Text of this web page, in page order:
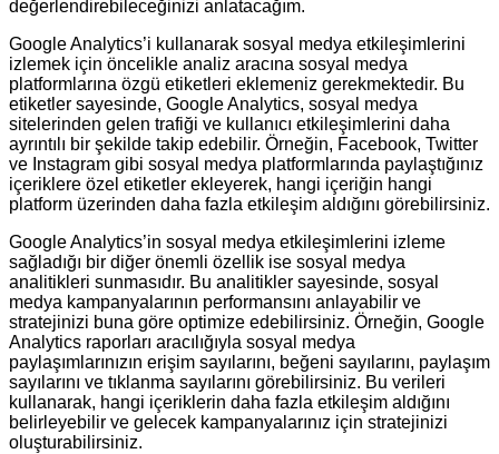
değerlendirebileceğinizi anlatacağım.
Google Analytics’i kullanarak sosyal medya etkileşimlerini
izlemek için öncelikle analiz aracına sosyal medya
platformlarına özgü etiketleri eklemeniz gerekmektedir. Bu
etiketler sayesinde, Google Analytics, sosyal medya
sitelerinden gelen trafiği ve kullanıcı etkileşimlerini daha
ayrıntılı bir şekilde takip edebilir. Örneğin, Facebook, Twitter
ve Instagram gibi sosyal medya platformlarında paylaştığınız
içeriklere özel etiketler ekleyerek, hangi içeriğin hangi
platform üzerinden daha fazla etkileşim aldığını görebilirsiniz.
Google Analytics’in sosyal medya etkileşimlerini izleme
sağladığı bir diğer önemli özellik ise sosyal medya
analitikleri sunmasıdır. Bu analitikler sayesinde, sosyal
medya kampanyalarının performansını anlayabilir ve
stratejinizi buna göre optimize edebilirsiniz. Örneğin, Google
Analytics raporları aracılığıyla sosyal medya
paylaşımlarınızın erişim sayılarını, beğeni sayılarını, paylaşım
sayılarını ve tıklanma sayılarını görebilirsiniz. Bu verileri
kullanarak, hangi içeriklerin daha fazla etkileşim aldığını
belirleyebilir ve gelecek kampanyalarınız için stratejinizi
oluşturabilirsiniz.